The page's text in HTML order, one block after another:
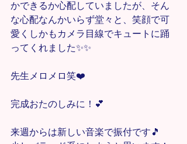
かできるか心配していましたが、そん
な心配なんかいらず堂々と、笑顔で可
愛くしかもカメラ目線でキュートに踊
ってくれました✨✨
先生メロメロ笑❤️
完成おたのしみに！💕
来週からは新しい音楽で振付です🎵